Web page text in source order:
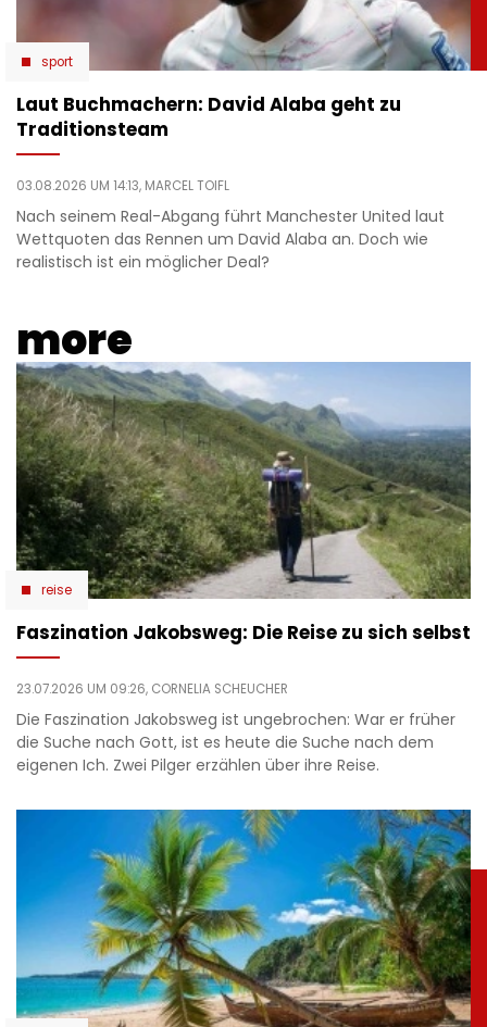
sport
Laut Buchmachern: David Alaba geht zu
Traditionsteam
03.08.2026 UM 14:13, MARCEL TOIFL
Nach seinem Real-Abgang führt Manchester United laut
Wettquoten das Rennen um David Alaba an. Doch wie
realistisch ist ein möglicher Deal?
more
reise
Faszination Jakobsweg: Die Reise zu sich selbst
23.07.2026 UM 09:26, CORNELIA SCHEUCHER
Die Faszination Jakobsweg ist ungebrochen: War er früher
die Suche nach Gott, ist es heute die Suche nach dem
eigenen Ich. Zwei Pilger erzählen über ihre Reise.